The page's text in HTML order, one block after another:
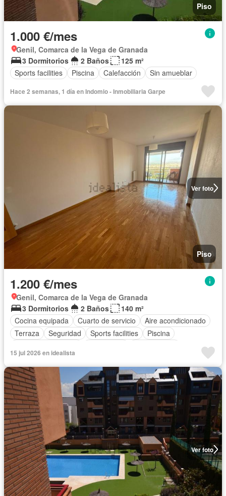
Piso
1.000 €/mes
Genil, Comarca de la Vega de Granada
3 Dormitorios
2 Baños
125 m²
Sports facilities
Piscina Calefacción Sin amueblar
Hace 2 semanas, 1 día en Indomio - Inmobiliaria Garpe
Ver foto
Piso
1.200 €/mes
Genil, Comarca de la Vega de Granada
3 Dormitorios
2 Baños
140 m²
Cocina equipada
Cuarto de servicio
Aire acondicionado
Terraza
Seguridad Sports facilities
Piscina
15 jul 2026 en idealista
Ver foto